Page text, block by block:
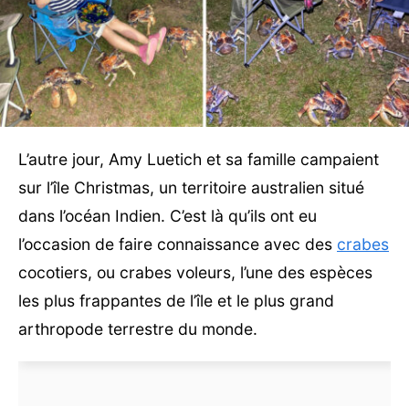
L’autre jour, Amy Luetich et sa famille campaient
sur l’île Christmas, un territoire australien situé
dans l’océan Indien. C’est là qu’ils ont eu
l’occasion de faire connaissance avec des crabes
cocotiers, ou crabes voleurs, l’une des espèces
les plus frappantes de l’île et le plus grand
arthropode terrestre du monde.